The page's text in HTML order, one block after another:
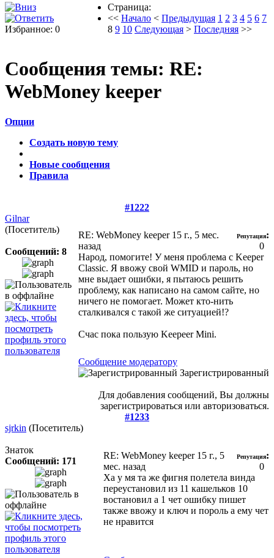
Избранное: 0
Страница:
<< Начало < Предыдущая 1 2 3 4 5 6 7
8 9 10 Следующая > Последняя >>
Сообщения темы: RE:
WebMoney keeper
Опции
Создать новую тему
Новые сообщения
Правила
#1222
Gilnar
(Посетитель)
Сообщений: 8
RE: WebMoney keeper 15 г., 5 мес.
назад
Репутация:
0
Народ, помогите! У меня проблема с Keeper
Classic. Я ввожу свой WMID и пароль, но
мне выдает ошибки, я пытаюсь решить
проблему, как написано на самом сайте, но
ничего не помогает. Может кто-нить
сталкивался с такой же ситуацией!?
Счаc пока пользую Keepeer Mini.
Сообщение модератору
Зарегистрированный
Для добавления сообщений, Вы должны
зарегистрироваться или авторизоваться.
#1233
sjrkin (Посетитель)
Знаток
Сообщений: 171
RE: WebMoney keeper 15 г., 5
мес. назад
Репутация:
0
Ха у мя та же фигня полетела винда
переустановил из 11 кашельков 10
востановил а 1 чет ошибку пишет
также ввожу и ключ и пороль а ему чет
не нравится